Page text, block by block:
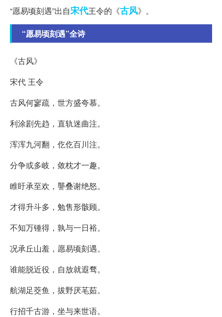
“愿易顷刻遇”出自宋代王令的《古风》。
“愿易顷刻遇”全诗
《古风》
宋代 王令
古风何寥疏，世方盛夸慕。
利涂剧先趋，直轨迷曲注。
浑浑九河翻，仡仡百川注。
分争或多岐，敛枕才一趣。
睢盱承至欢，讋叠谢绝怒。
才得升斗多，勉售形骸顾。
不知万锺得，孰与一日裕。
况承丘山羞，愿易顷刻遇。
谁能脱近役，自放就遐骛。
航湖足茭鱼，拔野厌芼茹。
行招千古游，坐与来世语。